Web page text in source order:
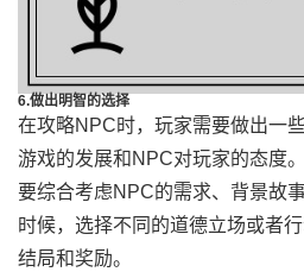
6.做出明智的选择
在攻略NPC时，玩家需要做出一
游戏的发展和NPC对玩家的态度
要综合考虑NPC的需求、背景故
时候，选择不同的道德立场或者
结局和奖励。